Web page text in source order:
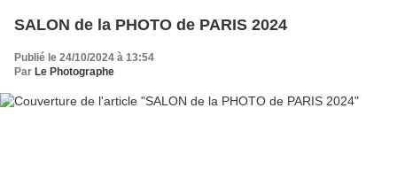
SALON de la PHOTO de PARIS 2024
Publié le 24/10/2024 à 13:54
Par Le Photographe